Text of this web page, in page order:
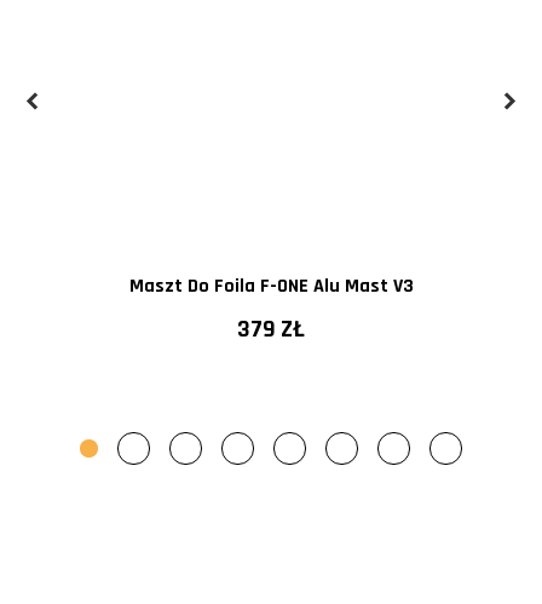
Maszt Do Foila F-ONE Alu Mast V3
379 ZŁ